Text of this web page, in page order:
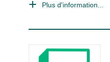
Plus d'information...